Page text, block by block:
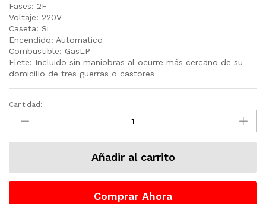
Fases: 2F
Voltaje: 220V
Caseta: Si
Encendido: Automatico
Combustible: GasLP
Flete: Incluido sin maniobras al ocurre más cercano de su
domicilio de tres guerras o castores
Generador
Electrico
10
LP
Marca
Cantidad:
Añadir al carrito
Comprar Ahora